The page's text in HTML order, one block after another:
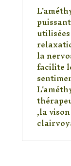
la
facilite
,la